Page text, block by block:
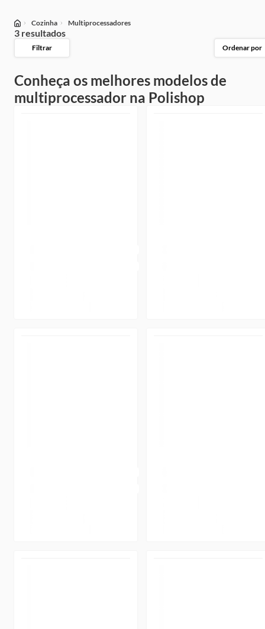
Cozinha Multiprocessadores
3 resultados
Filtrar Ordenar por
Conheça os melhores modelos de
multiprocessador na Polishop